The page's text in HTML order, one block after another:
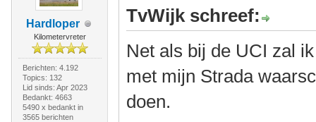
Hardloper
Kilometervreter
Berichten: 4.192
Topics: 132
Lid sinds: Apr 2023
Bedankt: 4663
5490 x bedankt in
3565 berichten
TvWijk schreef:
Net als bij de UCI zal
met mijn Strada
doen.